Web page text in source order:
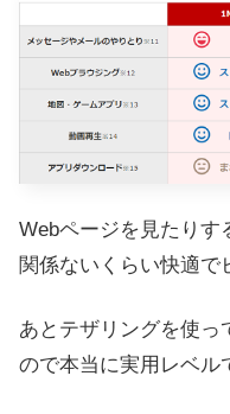
Webページを見たりす
関係ないくらい快適で
あとテザリングを使っ
ので本当に実用レベル